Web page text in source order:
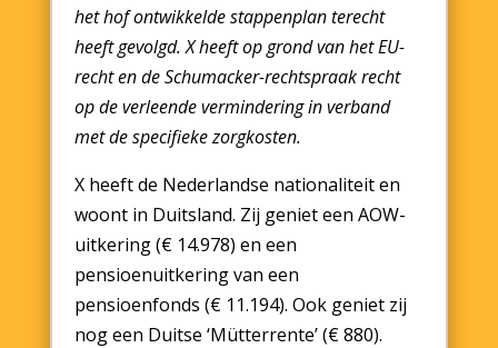
het hof ontwikkelde stappenplan terecht
heeft gevolgd. X heeft op grond van het EU-
recht en de Schumacker-rechtspraak recht
op de verleende vermindering in verband
met de specifieke zorgkosten.
X heeft de Nederlandse nationaliteit en
woont in Duitsland. Zij geniet een AOW-
uitkering (€ 14.978) en een
pensioenuitkering van een
pensioenfonds (€ 11.194). Ook geniet zij
nog een Duitse ‘Mütterrente’ (€ 880).